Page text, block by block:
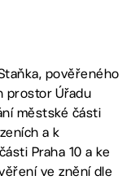
pověřeného
prostor Úřadu
městské části
a k
Praha 10 a ke
ve znění dle